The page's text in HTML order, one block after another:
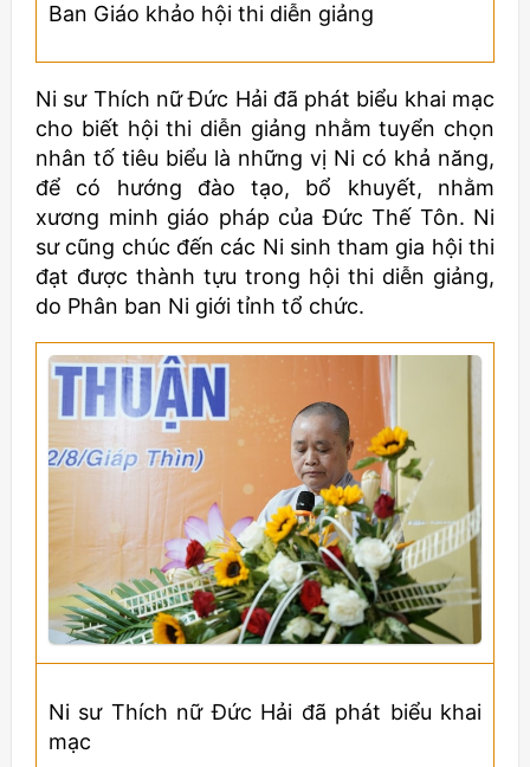
Ban Giáo khảo hội thi diễn giảng
Ni sư Thích nữ Đức Hải đã phát biểu khai mạc
cho biết hội thi diễn giảng nhằm tuyển chọn
nhân tố tiêu biểu là những vị Ni có khả năng,
để có hướng đào tạo, bổ khuyết, nhằm
xương minh giáo pháp của Đức Thế Tôn. Ni
sư cũng chúc đến các Ni sinh tham gia hội thi
đạt được thành tựu trong hội thi diễn giảng,
do Phân ban Ni giới tỉnh tổ chức.
Ni sư Thích nữ Đức Hải đã phát biểu khai
mạc